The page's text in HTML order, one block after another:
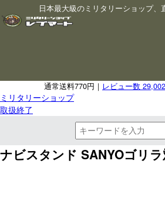
日本最大級のミリタリーショップ、
通常送料770円｜ レビュー数
ミリタリーショップ
取扱終了
ナビスタンド SANYOゴリ